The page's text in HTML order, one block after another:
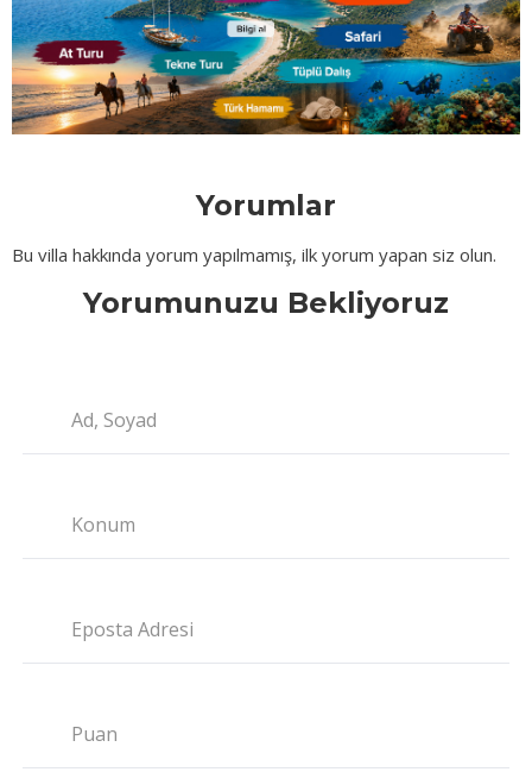
Yorumlar
Bu villa hakkında yorum yapılmamış, ilk yorum yapan siz olun.
Yorumunuzu Bekliyoruz
Ad, Soyad
Konum
Eposta Adresi
Puan